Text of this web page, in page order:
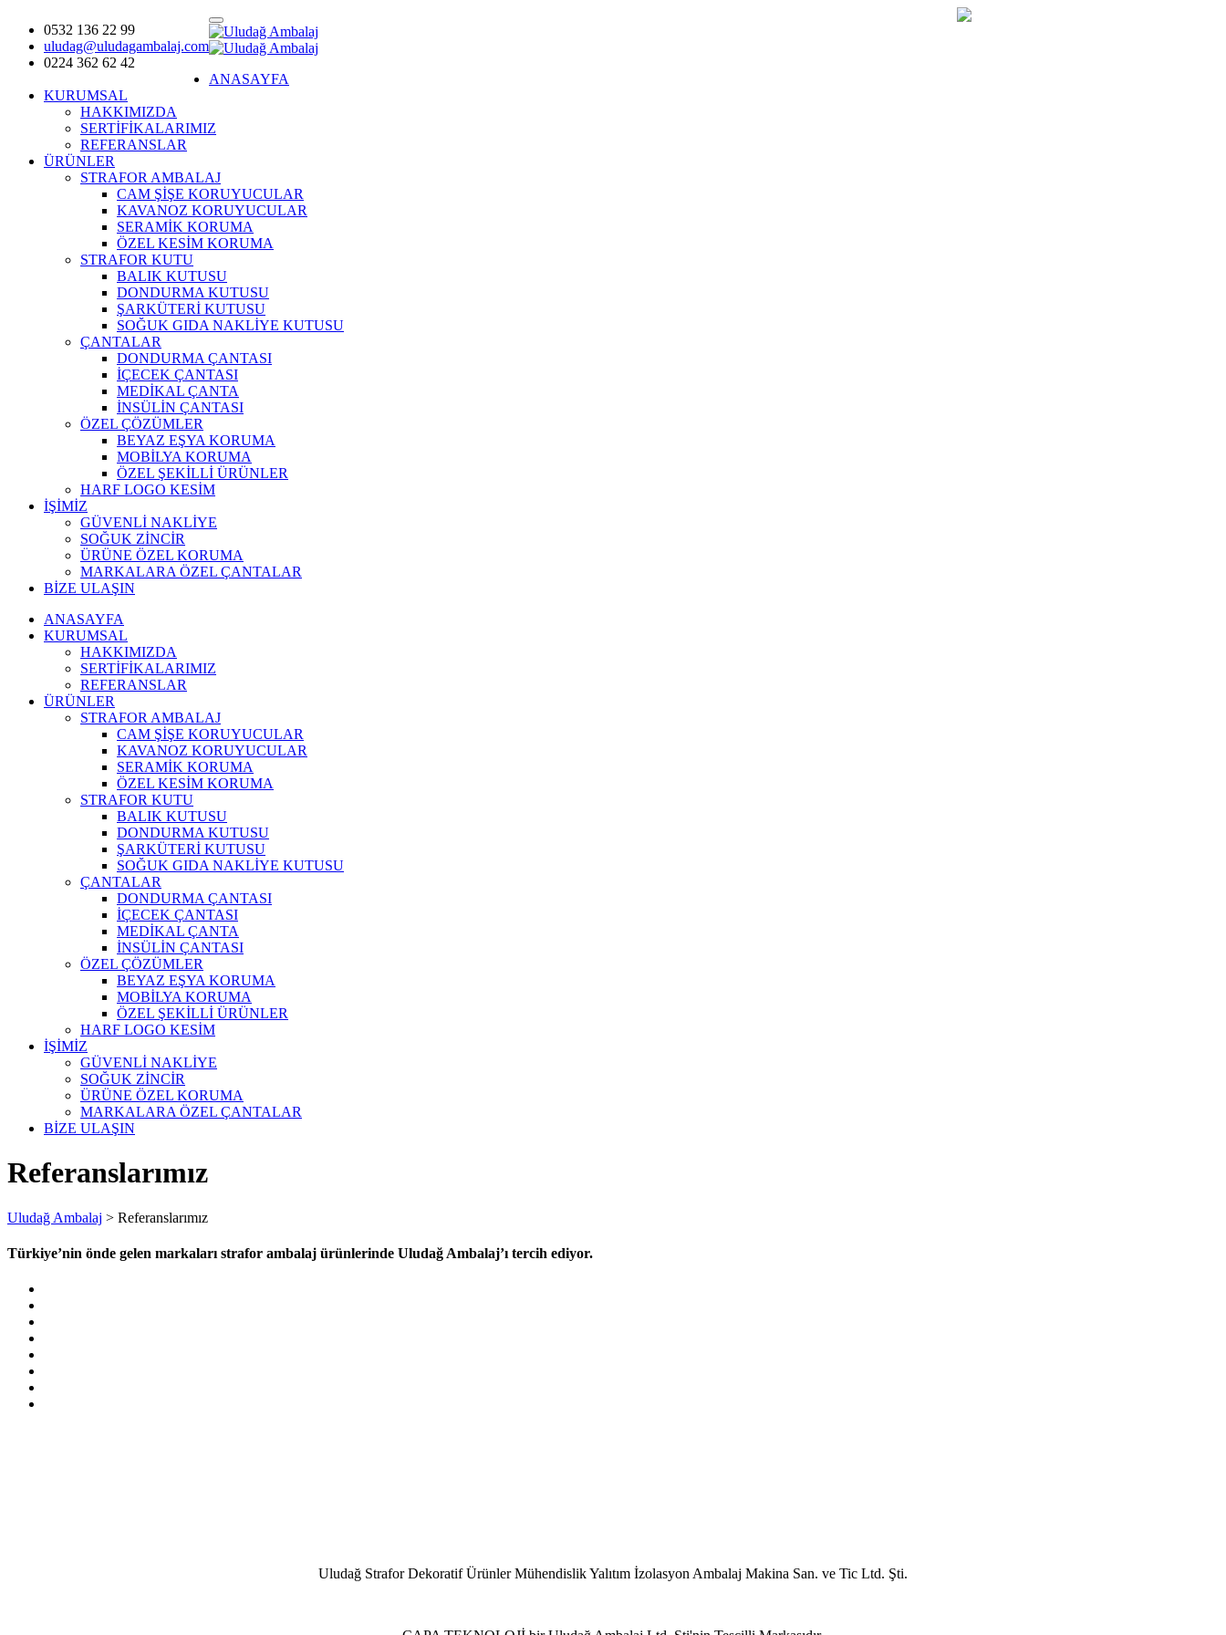
0532 136 22 99
uludag@uludagambalaj.com
0224 362 62 42
ANASAYFA
KURUMSAL
HAKKIMIZDA
SERTİFİKALARIMIZ
REFERANSLAR
ÜRÜNLER
STRAFOR AMBALAJ
CAM ŞİŞE KORUYUCULAR
KAVANOZ KORUYUCULAR
SERAMİK KORUMA
ÖZEL KESİM KORUMA
STRAFOR KUTU
BALIK KUTUSU
DONDURMA KUTUSU
ŞARKÜTERİ KUTUSU
SOĞUK GIDA NAKLİYE KUTUSU
ÇANTALAR
DONDURMA ÇANTASI
İÇECEK ÇANTASI
MEDİKAL ÇANTA
İNSÜLİN ÇANTASI
ÖZEL ÇÖZÜMLER
BEYAZ EŞYA KORUMA
MOBİLYA KORUMA
ÖZEL ŞEKİLLİ ÜRÜNLER
HARF LOGO KESİM
İŞİMİZ
GÜVENLİ NAKLİYE
SOĞUK ZİNCİR
ÜRÜNE ÖZEL KORUMA
MARKALARA ÖZEL ÇANTALAR
BİZE ULAŞIN
ANASAYFA
KURUMSAL
HAKKIMIZDA
SERTİFİKALARIMIZ
REFERANSLAR
ÜRÜNLER
STRAFOR AMBALAJ
CAM ŞİŞE KORUYUCULAR
KAVANOZ KORUYUCULAR
SERAMİK KORUMA
ÖZEL KESİM KORUMA
STRAFOR KUTU
BALIK KUTUSU
DONDURMA KUTUSU
ŞARKÜTERİ KUTUSU
SOĞUK GIDA NAKLİYE KUTUSU
ÇANTALAR
DONDURMA ÇANTASI
İÇECEK ÇANTASI
MEDİKAL ÇANTA
İNSÜLİN ÇANTASI
ÖZEL ÇÖZÜMLER
BEYAZ EŞYA KORUMA
MOBİLYA KORUMA
ÖZEL ŞEKİLLİ ÜRÜNLER
HARF LOGO KESİM
İŞİMİZ
GÜVENLİ NAKLİYE
SOĞUK ZİNCİR
ÜRÜNE ÖZEL KORUMA
MARKALARA ÖZEL ÇANTALAR
BİZE ULAŞIN
Referanslarımız
Uludağ Ambalaj > Referanslarımız
Türkiye’nin önde gelen markaları strafor ambalaj ürünlerinde Uludağ Ambalaj’ı tercih ediyor.
Uludağ Strafor Dekoratif Ürünler Mühendislik Yalıtım İzolasyon Ambalaj Makina San. ve Tic Ltd. Şti.